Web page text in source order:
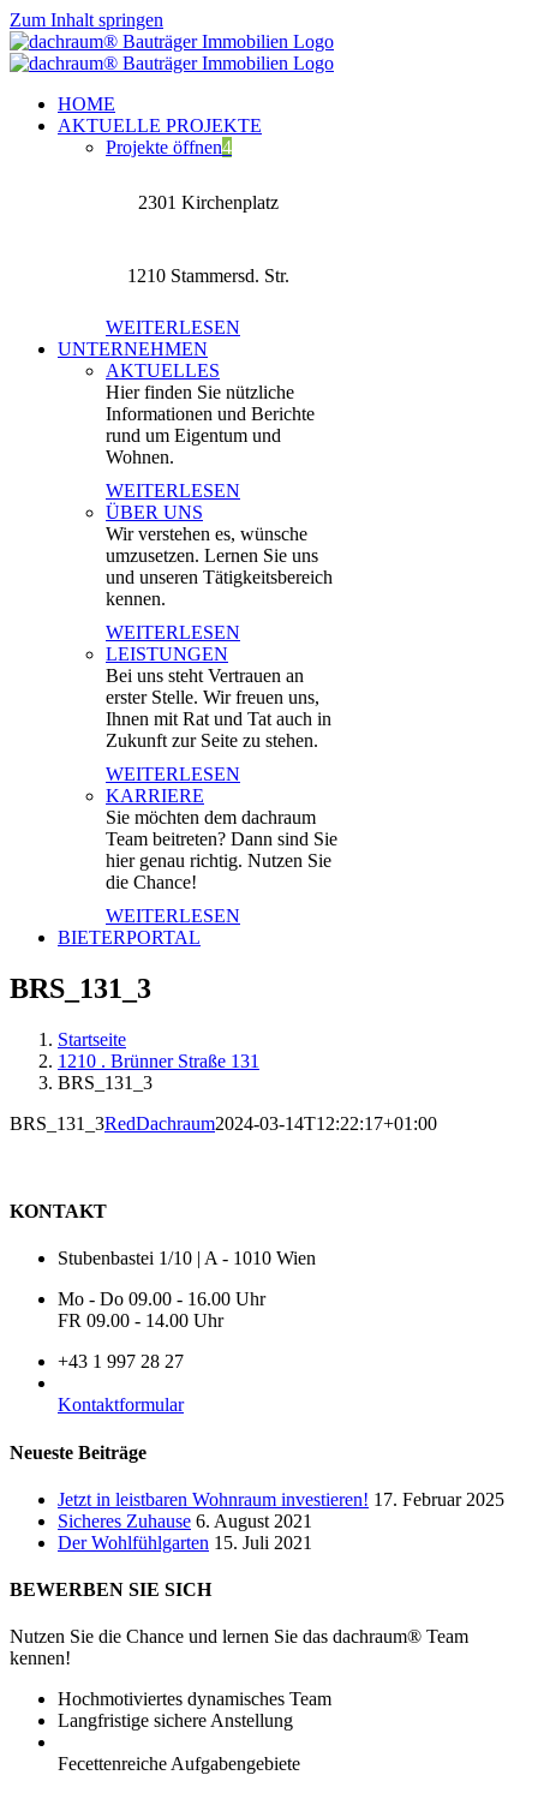
Zum Inhalt springen
HOME
AKTUELLE PROJEKTE
Projekte öffnen4
2301 Kirchenplatz
1210 Stammersd. Str.
WEITERLESEN
UNTERNEHMEN
AKTUELLES
Hier finden Sie nützliche
Informationen und Berichte
rund um Eigentum und
Wohnen.
WEITERLESEN
ÜBER UNS
Wir verstehen es, wünsche
umzusetzen. Lernen Sie uns
und unseren Tätigkeitsbereich
kennen.
WEITERLESEN
LEISTUNGEN
Bei uns steht Vertrauen an
erster Stelle. Wir freuen uns,
Ihnen mit Rat und Tat auch in
Zukunft zur Seite zu stehen.
WEITERLESEN
KARRIERE
Sie möchten dem dachraum
Team beitreten? Dann sind Sie
hier genau richtig. Nutzen Sie
die Chance!
WEITERLESEN
BIETERPORTAL
BRS_131_3
Startseite
1210 . Brünner Straße 131
BRS_131_3
BRS_131_3RedDachraum2024-03-14T12:22:17+01:00
KONTAKT
Stubenbastei 1/10 | A - 1010 Wien
Mo - Do 09.00 - 16.00 Uhr
FR 09.00 - 14.00 Uhr
+43 1 997 28 27
Kontaktformular
Neueste Beiträge
Jetzt in leistbaren Wohnraum investieren! 17. Februar 2025
Sicheres Zuhause 6. August 2021
Der Wohlfühlgarten 15. Juli 2021
BEWERBEN SIE SICH
Nutzen Sie die Chance und lernen Sie das dachraum® Team
kennen!
Hochmotiviertes dynamisches Team
Langfristige sichere Anstellung
Fecettenreiche Aufgabengebiete